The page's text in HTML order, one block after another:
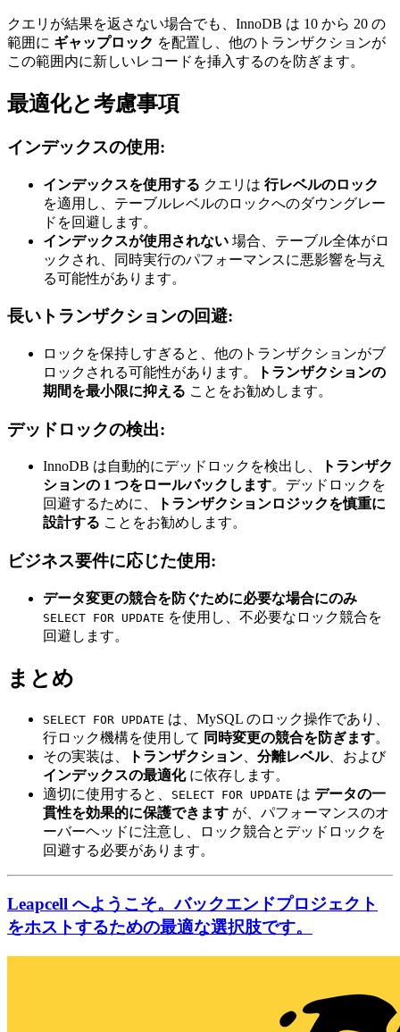
クエリが結果を返さない場合でも、InnoDB は 10 から 20 の
範囲に ギャップロック を配置し、他のトランザクションが
この範囲内に新しいレコードを挿入するのを防ぎます。
最適化と考慮事項
インデックスの使用:
インデックスを使用する クエリは 行レベルのロック
を適用し、テーブルレベルのロックへのダウングレー
ドを回避します。
インデックスが使用されない 場合、テーブル全体がロ
ックされ、同時実行のパフォーマンスに悪影響を与え
る可能性があります。
長いトランザクションの回避:
ロックを保持しすぎると、他のトランザクションがブ
ロックされる可能性があります。
トランザクションの
期間を最小限に抑える ことをお勧めします。
デッドロックの検出:
InnoDB は自動的にデッドロックを検出し、
トランザク
ションの 1 つをロールバックします。デッドロックを
回避するために、
トランザクションロジックを慎重に
設計する ことをお勧めします。
ビジネス要件に応じた使用:
データ変更の競合を防ぐために必要な場合にのみ
SELECT FOR UPDATE を使用し、不必要なロック競合を
回避します。
まとめ
SELECT FOR UPDATE は、MySQL のロック操作であり、
行ロック機構を使用して 同時変更の競合を防ぎます。
その実装は、
トランザクション 分離レベル、および
インデックスの最適化に依存します。
適切に使用すると、
SELECT FOR UPDATE は データの一
貫性を効果的に保護できます が、パフォーマンスのオ
ーバーヘッドに注意し、ロック競合とデッドロックを
回避する必要があります。
Leapcell へようこそ。バックエンドプロジェクト
をホストするための最適な選択肢です。